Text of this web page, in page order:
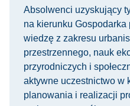
Absolwenci uzyskujący
na kierunku
wiedzę z zakresu
przestrzennego, nauk
przyrodniczych i
aktywne uczestnictwo w
planowania i realizacji